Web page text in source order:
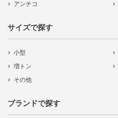
アンチコ
サイズで探す
小型
増トン
その他
ブランドで探す